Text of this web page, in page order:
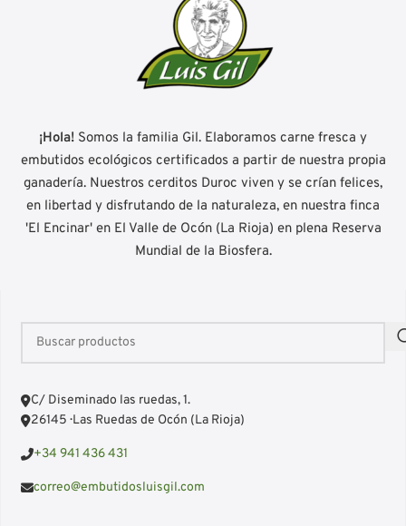
¡Hola! Somos la familia Gil. Elaboramos carne fresca y
embutidos ecológicos certificados a partir de nuestra propia
ganadería. Nuestros cerditos Duroc viven y se crían felices,
en libertad y disfrutando de la naturaleza, en nuestra finca
'El Encinar' en El Valle de Ocón (La Rioja) en plena Reserva
Mundial de la Biosfera.
C/ Diseminado las ruedas, 1.
26145 · Las Ruedas de Ocón (La Rioja)
+34 941 436 431
correo@embutidosluisgil.com